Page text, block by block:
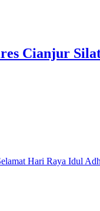
Cianjur
Hari Raya Idul